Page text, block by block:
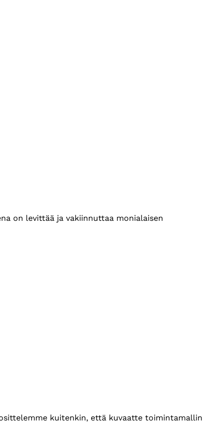
on levittää ja vakiinnuttaa monialaisen
kuitenkin, että kuvaatte toimintamallin